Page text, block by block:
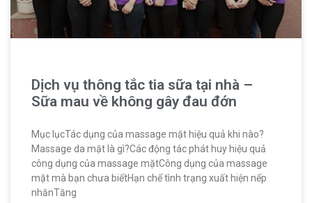
Dịch vụ thông tắc tia sữa tại nhà –
Sữa mau về không gây đau đớn
Mục lụcTác dụng của massage mặt hiệu quả khi nào?
Massage da mặt là gì?Các động tác phát huy hiệu quả
công dụng của massage mặtCông dụng của massage
mặt mà bạn chưa biếtHạn chế tình trạng xuất hiện nếp
nhănTăng